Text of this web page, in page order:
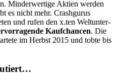
Minderwertige Aktien werden
es nicht mehr. Crash­gurus
und rufen den x.ten Welt­unter­
Kauf­chancen. Die
im Herbst 2015 und tobte bis